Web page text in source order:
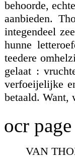
behoorde,
aanbieden.
integendeel
hunne
teedere
gelaat :
verfoeijelijke
betaald. Want,
ocr
VAN